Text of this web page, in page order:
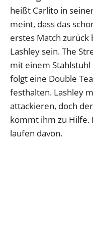
heißt Carlito in
meint, dass das
erstes Match zurück
Lashley sein. The
mit einem Stahlstuhl
folgt eine Double
festhalten. Lashley
attackieren, doch
kommt ihm zu Hilfe.
laufen davon.